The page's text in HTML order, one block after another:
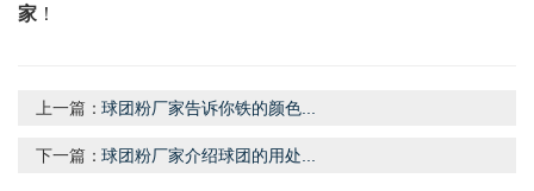
家 ！
上一篇：球团粉厂家告诉你铁的颜色...
下一篇：球团粉厂家介绍球团的用处...